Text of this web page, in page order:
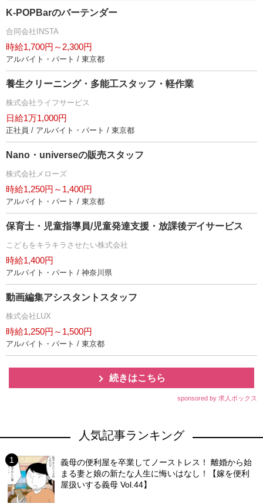
K-POPBarのバーテンダー
合同会社INSTA
時給1,700円～2,300円
アルバイト・パート / 東京都
養生クリーニング・多能工スタッフ・軽作業
株式会社ライフサービス
日給1万1,000円
正社員 / アルバイト・パート / 東京都
Nano・universeの販売スタッフ
株式会社メローズ
時給1,250円～1,400円
アルバイト・パート / 東京都
保育士・児童指導員/児童発達支援・放課後デイサービス
こどもをキラキラさせたい株式会社
時給1,400円
アルバイト・パート / 神奈川県
動画編集アシスタントスタッフ
株式会社LUX
時給1,250円～1,500円
アルバイト・パート / 東京都
続きはこちら
sponsored by 求人ボックス
人気記事ランキング
義母の便利屋を卒業してノーストレス！ 離婚から始
まる妻と娘の新たな人生に悔いはなし！【嫁を便利
屋扱いする義母 Vol.44】